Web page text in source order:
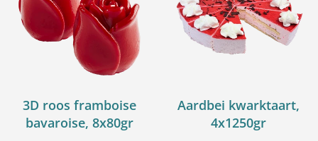
3D roos framboise
bavaroise, 8x80gr
Aardbei kwarktaart,
4x1250gr